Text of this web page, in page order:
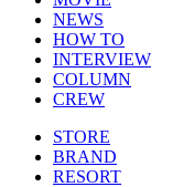
NEWS
HOW TO
INTERVIEW
COLUMN
CREW
STORE
BRAND
RESORT